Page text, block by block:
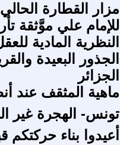
مزار القطارة
للإمام علي موَّثقة
النظرية المادية
الجذور البعيدة
الجزائر
ماهية المثقف عند
تونس- الهجرة غير
أعيدوا بناء حركتكم